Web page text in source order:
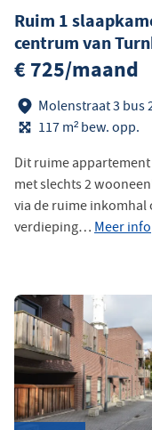
Ruim 1
centrum van
€ 725/maand
Molenstraat 3 bus
117 m² bew. opp.
Dit ruime
met slechts 2
via de ruime inkomhal
verdieping… Meer info